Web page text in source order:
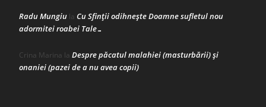
Radu Mungiu la Cu Sfinții odihnește Doamne sufletul nou
adormitei roabei Tale…
Crina Marina la Despre păcatul malahiei (masturbării) şi
onaniei (pazei de a nu avea copii)